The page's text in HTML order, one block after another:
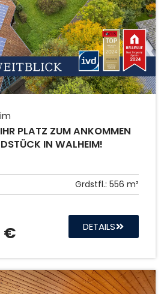
PLATZ ZUM ANKOMMEN
IN WALHEIM!
Grdstfl.: 556 m²
€ DETAILS